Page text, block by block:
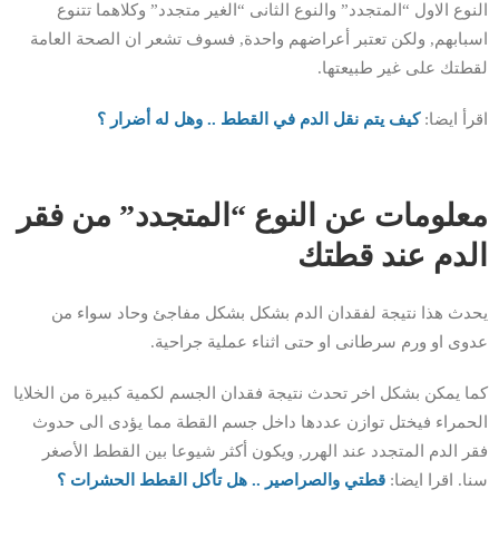
النوع الاول “المتجدد” والنوع الثانى “الغير متجدد” وكلاهما تتنوع
اسبابهم, ولكن تعتبر أعراضهم واحدة, فسوف تشعر ان الصحة العامة
لقطتك على غير طبيعتها.
اقرأ ايضا:كيف يتم نقل الدم في القطط .. وهل له أضرار ؟
معلومات عن النوع “المتجدد” من فقر
الدم عند قطتك
يحدث هذا نتيجة لفقدان الدم بشكل بشكل مفاجئ وحاد سواء من
عدوى او ورم سرطانى او حتى اثناء عملية جراحية.
كما يمكن بشكل اخر تحدث نتيجة فقدان الجسم لكمية كبيرة من الخلايا
الحمراء فيختل توازن عددها داخل جسم القطة مما يؤدى الى حدوث
فقر الدم المتجدد عند الهرر, ويكون أكثر شيوعا بين القطط الأصغر
سنا. اقرا ايضا: قطتي والصراصير .. هل تأكل القطط الحشرات ؟